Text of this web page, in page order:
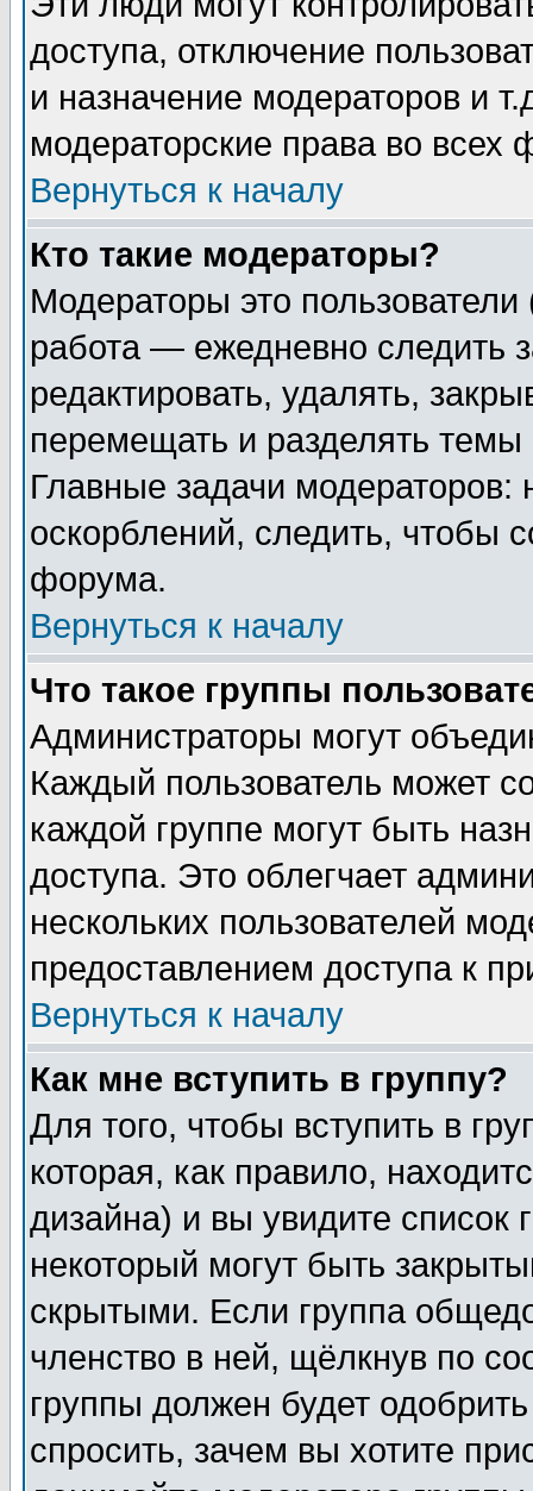
доступа, отключение
и назначение модераторов и
модераторские права во всех
Вернуться к началу
Кто такие модераторы?
Модераторы это
работа — ежедневно следить
редактировать, удалять,
перемещать и разделять
Главные задачи
оскорблений, следить, чтобы
форума.
Вернуться к началу
Что такое группы
Администраторы могут
Каждый пользователь может
каждой группе могут быть
доступа. Это облегчает
нескольких пользователей
предоставлением доступа к
Вернуться к началу
Как мне вступить в группу?
Для того, чтобы вступить в
которая, как правило,
дизайна) и вы увидите список
некоторый могут быть
скрытыми. Если группа
членство в ней, щёлкнув по
группы должен будет
спросить, зачем вы хотите